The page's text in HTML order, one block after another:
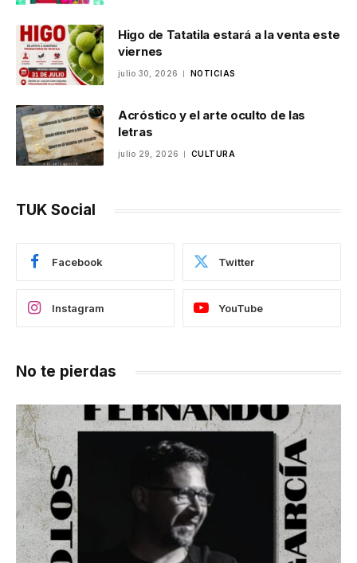
Higo de Tatatila estará a la venta este
viernes
julio 30, 2026 NOTICIAS
Acróstico y el arte oculto de las
letras
julio 29, 2026 CULTURA
TUK Social
Facebook Twitter
Instagram YouTube
No te pierdas